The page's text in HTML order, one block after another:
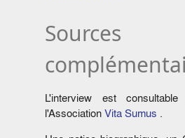
Sources
L'interview est
l'AssociationVita Sumus .